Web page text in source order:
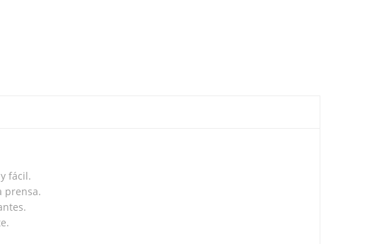
fácil.
prensa.